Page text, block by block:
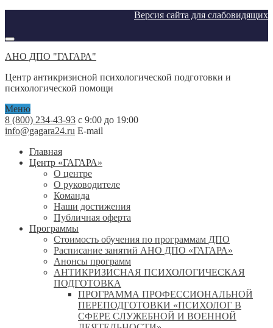
Версия сайта для слабовидящих
АНО ДПО "ГАГАРА"
Центр антикризисной психологической подготовки и
психологической помощи
Меню
8 (800) 234-43-93 с 9:00 до 19:00
info@gagara24.ru E-mail
Главная
Центр «ГАГАРА»
О центре
О руководителе
Команда
Наши достижения
Публичная оферта
Программы
Стоимость обучения по программам ДПО
Расписание занятий АНО ДПО «ГАГАРА»
Анонсы программ
АНТИКРИЗИСНАЯ ПСИХОЛОГИЧЕСКАЯ
ПОДГОТОВКА
ПРОГРАММА ПРОФЕССИОНАЛЬНОЙ
ПЕРЕПОДГОТОВКИ «ПСИХОЛОГ В
СФЕРЕ СЛУЖЕБНОЙ И ВОЕННОЙ